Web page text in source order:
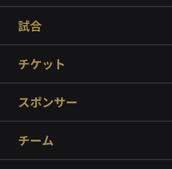
試合
チケット
スポンサー
チーム